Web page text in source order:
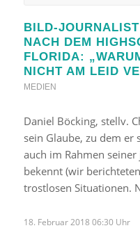
BILD-
NACH DEM
FLORIDA:
NICHT AM LEID
MEDIEN
Daniel Böcking, stellv.
sein Glaube, zu dem er
auch im Rahmen
bekennt (wir
trostlosen Situationen.
18. Februar 2018 06:30 Uhr